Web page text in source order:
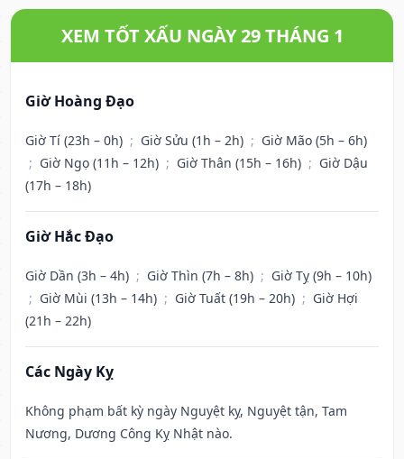
XEM TỐT XẤU NGÀY 29 THÁNG 1
Giờ Hoàng Đạo
Giờ Tí (23h – 0h) ; Giờ Sửu (1h – 2h) ; Giờ Mão (5h – 6h)
; Giờ Ngọ (11h – 12h) ; Giờ Thân (15h – 16h) ; Giờ Dậu
(17h – 18h)
Giờ Hắc Đạo
Giờ Dần (3h – 4h) ; Giờ Thìn (7h – 8h) ; Giờ Tỵ (9h – 10h)
; Giờ Mùi (13h – 14h) ; Giờ Tuất (19h – 20h) ; Giờ Hợi
(21h – 22h)
Các Ngày Kỵ
Không phạm bất kỳ ngày Nguyệt kỵ, Nguyệt tận, Tam
Nương, Dương Công Kỵ Nhật nào.